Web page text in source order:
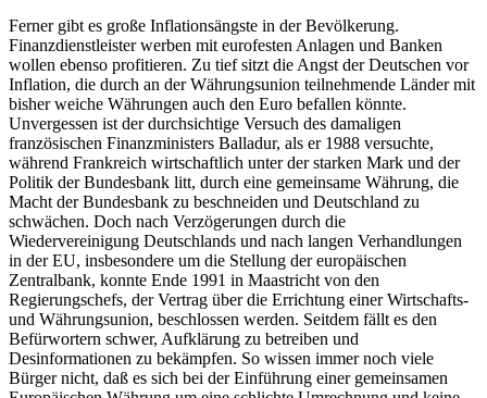
Ferner gibt es große Inflationsängste in der Bevölkerung.
Finanzdienstleister werben mit eurofesten Anlagen und Banken
wollen ebenso profitieren. Zu tief sitzt die Angst der Deutschen vor
Inflation, die durch an der Währungsunion teilnehmende Länder mit
bisher weiche Währungen auch den Euro befallen könnte.
Unvergessen ist der durchsichtige Versuch des damaligen
französischen Finanzministers Balladur, als er 1988 versuchte,
während Frankreich wirtschaftlich unter der starken Mark und der
Politik der Bundesbank litt, durch eine gemeinsame Währung, die
Macht der Bundesbank zu beschneiden und Deutschland zu
schwächen. Doch nach Verzögerungen durch die
Wiedervereinigung Deutschlands und nach langen Verhandlungen
in der EU, insbesondere um die Stellung der europäischen
Zentralbank, konnte Ende 1991 in Maastricht von den
Regierungschefs, der Vertrag über die Errichtung einer Wirtschafts-
und Währungsunion, beschlossen werden. Seitdem fällt es den
Befürwortern schwer, Aufklärung zu betreiben und
Desinformationen zu bekämpfen. So wissen immer noch viele
Bürger nicht, daß es sich bei der Einführung einer gemeinsamen